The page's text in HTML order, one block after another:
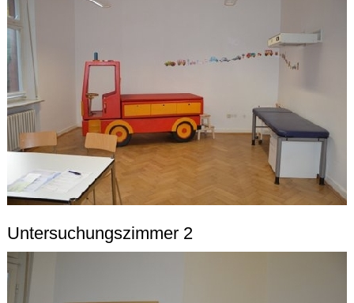
Untersuchungszimmer 2